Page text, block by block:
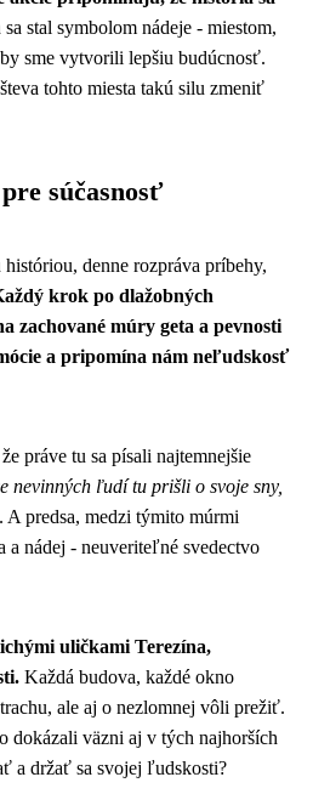
sa stal symbolom nádeje - miestom,
sme vytvorili lepšiu budúcnosť.
tohto miesta takú silu zmeniť
súčasnosť
denne rozpráva príbehy,
krok po dlažobných
zachované múry geta a pevnosti
a pripomína nám neľudskosť
práve tu sa písali najtemnejšie
nevinných ľudí tu prišli o svoje sny,
. A predsa, medzi týmito múrmi
a nádej - neuveriteľné svedectvo
uličkami Terezína,
Každá budova, každé okno
ale aj o nezlomnej vôli prežiť.
dokázali väzni aj v tých najhorších
a držať sa svojej ľudskosti?